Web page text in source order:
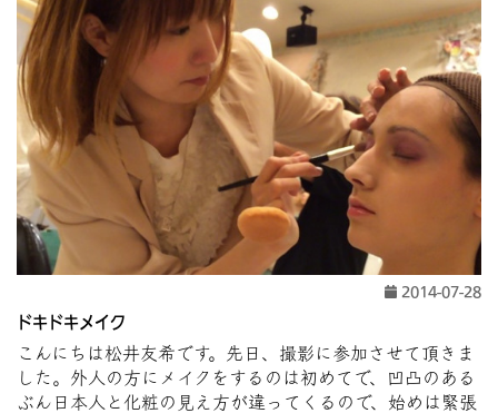
2014-07-28
ドキドキメイク
こんにちは松井友希です。先日、撮影に参加させて頂きま
した。外人の方にメイクをするのは初めてで、凹凸のある
ぶん日本人と化粧の見え方が違ってくるので、始めは緊張